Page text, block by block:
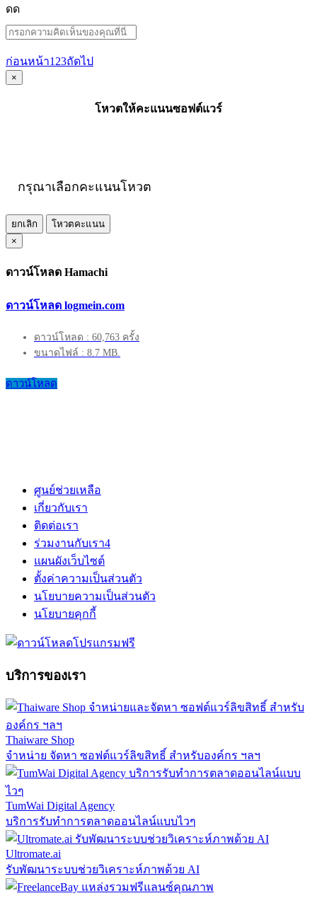
ดด
ก่อนหน้า1 23ถัดไป
×
โหวตให้คะแนนซอฟต์แวร์
กรุณาเลือกคะแนนโหวต
ยกเลิก
โหวตคะแนน
×
ดาวน์โหลด Hamachi
ดาวน์โหลด logmein.com
ดาวน์โหลด : 60,763 ครั้ง
ขนาดไฟล์ : 8.7 MB.
ดาวน์โหลด
ศูนย์ช่วยเหลือ
เกี่ยวกับเรา
ติดต่อเรา
ร่วมงานกับเรา4
แผนผังเว็บไซต์
ตั้งค่าความเป็นส่วนตัว
นโยบายความเป็นส่วนตัว
นโยบายคุกกี้
บริการของเรา
Thaiware Shop
จำหน่าย จัดหา ซอฟต์แวร์ลิขสิทธิ์ สำหรับองค์กร ฯลฯ
TumWai Digital Agency
บริการรับทำการตลาดออนไลน์แบบไวๆ
Ultromate.ai
รับพัฒนาระบบช่วยวิเคราะห์ภาพด้วย AI